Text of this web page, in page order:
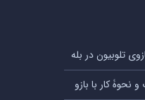
تلوبیون در بله
نحوۀ کار با بازو